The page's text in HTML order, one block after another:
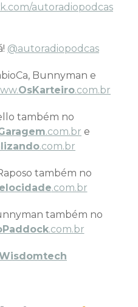
autoradiopodcas
@autoradiopodcas
Bunnyman e
OsKarteiro.com.br
também no
.com.br e
.com.br
também no
.com.br
também no
.com.br